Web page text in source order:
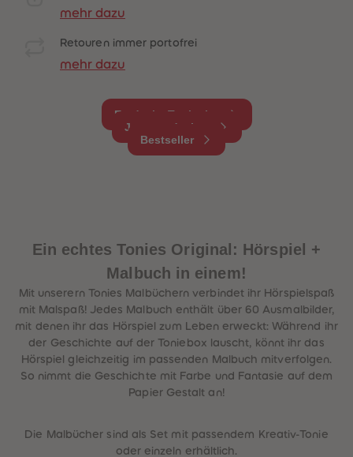
mehr dazu
Retouren immer portofrei
mehr dazu
Entdecke Tonieplay
Jetzt entdecken
Bestseller
Ein echtes Tonies Original: Hörspiel +
Malbuch in einem!
Mit unserern Tonies Malbüchern verbindet ihr Hörspielspaß
mit Malspaß! Jedes Malbuch enthält über 60 Ausmalbilder,
mit denen ihr das Hörspiel zum Leben erweckt: Während ihr
der Geschichte auf der Toniebox lauscht, könnt ihr das
Hörspiel gleichzeitig im passenden Malbuch mitverfolgen.
So nimmt die Geschichte mit Farbe und Fantasie auf dem
Papier Gestalt an!
Die Malbücher sind als Set mit passendem Kreativ-Tonie
oder einzeln erhältlich.